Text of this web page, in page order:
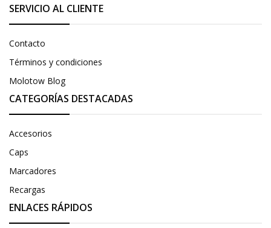
SERVICIO AL CLIENTE
Contacto
Términos y condiciones
Molotow Blog
CATEGORÍAS DESTACADAS
Accesorios
Caps
Marcadores
Recargas
ENLACES RÁPIDOS